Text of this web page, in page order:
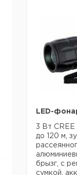
давления
(-4 до
измерения:
до +50°С
LED-
3 Вт CREE
до 120 м,
брызг, с
сумкой,